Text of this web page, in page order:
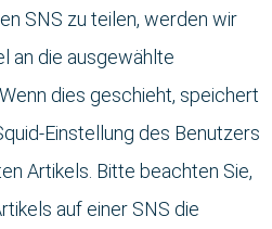
SNS zu teilen, werden wir
an die ausgewählte
dies geschieht, speichert
Einstellung des Benutzers
Artikels. Bitte beachten Sie,
auf einer SNS die